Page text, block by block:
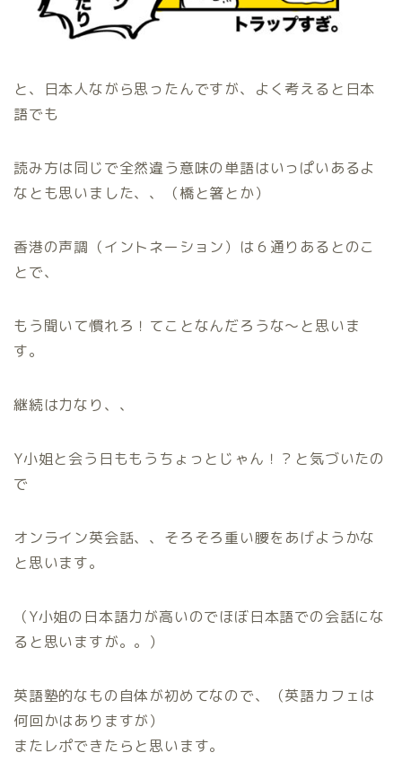
と、日本人ながら思ったんですが、よく考えると日本
語でも
読み方は同じで全然違う意味の単語はいっぱいあるよ
なとも思いました、、（橋と箸とか）
香港の声調（イントネーション）は６通りあるとのこ
とで、
もう聞いて慣れろ！てことなんだろうな〜と思いま
す。
継続は力なり、、
Y小姐と会う日ももうちょっとじゃん！？と気づいたの
で
オンライン英会話、、そろそろ重い腰をあげようかな
と思います。
（Y小姐の日本語力が高いのでほぼ日本語での会話にな
ると思いますが。。）
英語塾的なもの自体が初めてなので、（英語カフェは
何回かはありますが）
またレポできたらと思います。